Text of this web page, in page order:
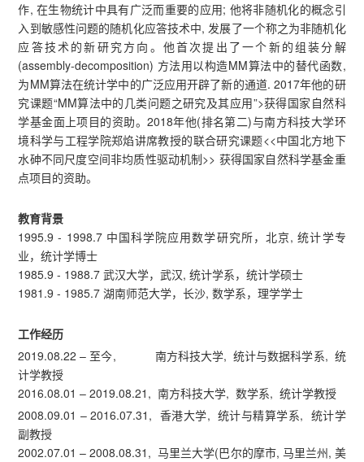
作, 在生物统计中具有广泛而重要的应用; 他将非随机化的概念引
入到敏感性问题的随机化应答技术中, 发展了一个称之为非随机化
应答技术的新研究方向。他首次提出了一个新的组装分解
(assembly-decomposition) 方法用以构造MM算法中的替代函数,
为MM算法在统计学中的广泛应用开辟了新的通道. 2017年他的研
究课题“MM算法中的几类问题之研究及其应用”>获得国家自然科
学基金面上项目的资助。2018年他(排名第二)与南方科技大学环
境科学与工程学院郑焰讲席教授的联合研究课题<<中国北方地下
水砷不同尺度空间非均质性驱动机制>> 获得国家自然科学基金重
点项目的资助。
教育背景
1995.9 - 1998.7 中国科学院应用数学研究所，北京, 统计学专
业，统计学博士
1985.9 - 1988.7 武汉大学，武汉, 统计学系，统计学硕士
1981.9 - 1985.7 湖南师范大学，长沙, 数学系，理学学士
工作经历
2019.08.22 – 至今, 南方科技大学, 统计与数据科学系, 统
计学教授
2016.08.01 – 2019.08.21, 南方科技大学, 数学系, 统计学教授
2008.09.01 – 2016.07.31, 香港大学, 统计与精算学系, 统计学
副教授
2002.07.01 – 2008.08.31, 马里兰大学(巴尔的摩市, 马里兰州, 美